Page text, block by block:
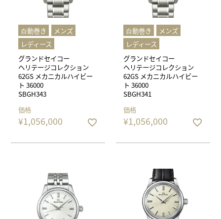
⾃動巻き
メンズ
レディース
グランドセイコー
ヘリテージコレクション
62GS メカニカルハイビー
ト 36000
SBGH343
価格
¥1,056,000
⾃動巻き
メンズ
レディース
グランドセイコー
ヘリテージコレクション
62GS メカニカルハイビー
ト 36000
SBGH341
価格
¥1,056,000